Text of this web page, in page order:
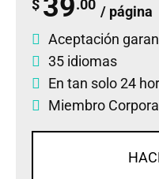
$ 39.00 / página
Aceptación
35 idiomas
En tan solo 24
Miembro